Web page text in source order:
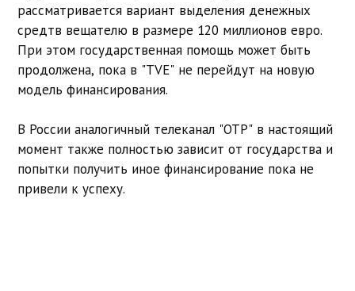
рассматривается вариант выделения денежных
средтв вещателю в размере 120 миллионов евро.
При этом государственная помощь может быть
продолжена, пока в "TVE" не перейдут на новую
модель финансирования.
В России аналогичный телеканал "ОТР" в настоящий
момент также полностью зависит от государства и
попытки получить иное финансирование пока не
привели к успеху.